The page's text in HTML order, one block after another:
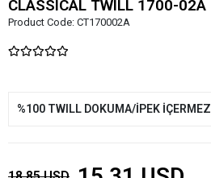
CLASSICAL TWILL 1700-02A
Product Code: CT170002A
%100 TWILL DOKUMA/İPEK İÇERMEZ